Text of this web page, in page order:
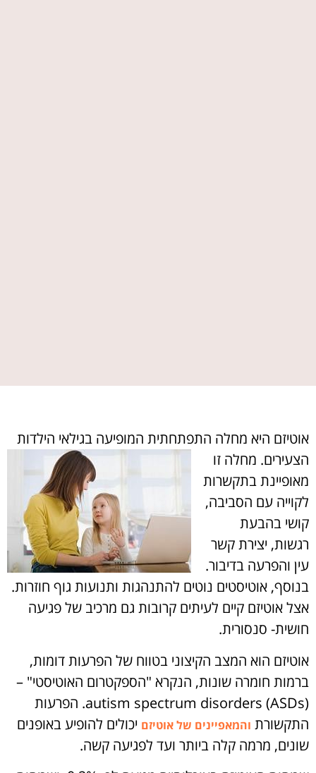
אוטיזם היא מחלה התפתחתית המופיעה בגילאי הילדות
הצעירים. מחלה זו
מאופיינת בתקשרות
לקוייה עם הסביבה,
קושי בהבעת
רגשות, יצירת קשר
עין והפרעה בדיבור.
בנוסף, אוטיסטים נוטים להתנהגות ותנועות גוף חוזרות.
אצל אוטיזם קיים לעיתים קרובות גם מרכיב של פגיעה
חושית- סנסורית.
אוטיזם הוא המצב הקיצוני בטווח של הפרעות דומות,
ברמות חומרה שונות, הנקרא "הספקטרום האוטיסטי" –
autism spectrum disorders (ASDs). הפרעות
התקשורת והמאפיינים של אוטיזם יכולים להופיע באופנים
שונים, מרמה קלה ביותר ועד לפגיעה קשה.